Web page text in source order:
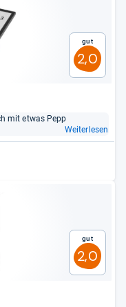
Gut
2,0
mit etwas Pepp
Weiterlesen
Gut
2,0